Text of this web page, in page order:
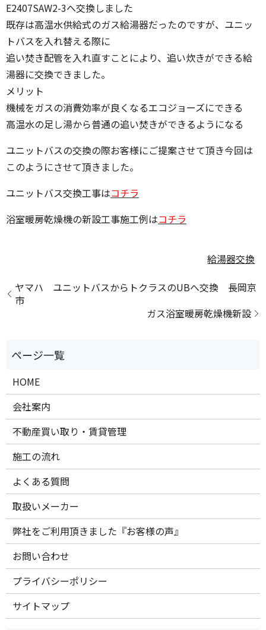
E2407SAW2-3へ交換しました
既存は高温水供給式のガス給湯器だったのですが、ユニッ
トバスを入れ替える際に
追い焚き配管を入れ直すことにより、追い炊きができる給
湯器に交換できました。
メリット
機械をガスの消費効率が良くなるエコジョーズにできる
高温水の足し湯から普通の追い焚きができるようになる
ユニットバスの交換の際お客様にご提案させて頂き今回は
このようにさせて頂きました。
ユニットバス交換工事はコチラ
浴室暖房乾燥機の新設工事施工例はコチラ
給湯器交換
ヤマハ ユニットバスからトクラスのUBへ交換 長岡京
市
ガス浴室暖房乾燥機新設
HOME
会社案内
不動産買い取り・賃貸管理
施工の流れ
よくある質問
取扱いメーカー
弊社をご利用頂きました『お客様の声』
お問い合わせ
プライバシーポリシー
サイトマップ